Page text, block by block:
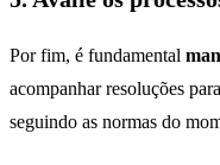
Por fim, é fundamental
acompanhar resoluções
seguindo as normas do